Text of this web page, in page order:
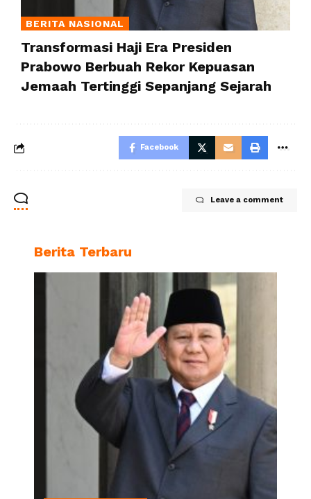
BERITA NASIONAL
Transformasi Haji Era Presiden
Prabowo Berbuah Rekor Kepuasan
Jemaah Tertinggi Sepanjang Sejarah
Facebook
Leave a comment
Berita Terbaru